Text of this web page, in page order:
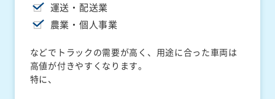
運送・配送業
農業・個人事業
などでトラックの需要が高く、用途に合った車両は
高値が付きやすくなります。
特に、